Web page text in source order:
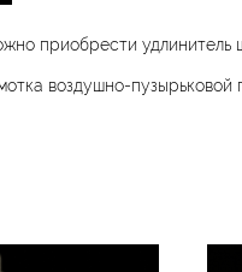
приобрести удлинитель
воздушно-пузырьковой